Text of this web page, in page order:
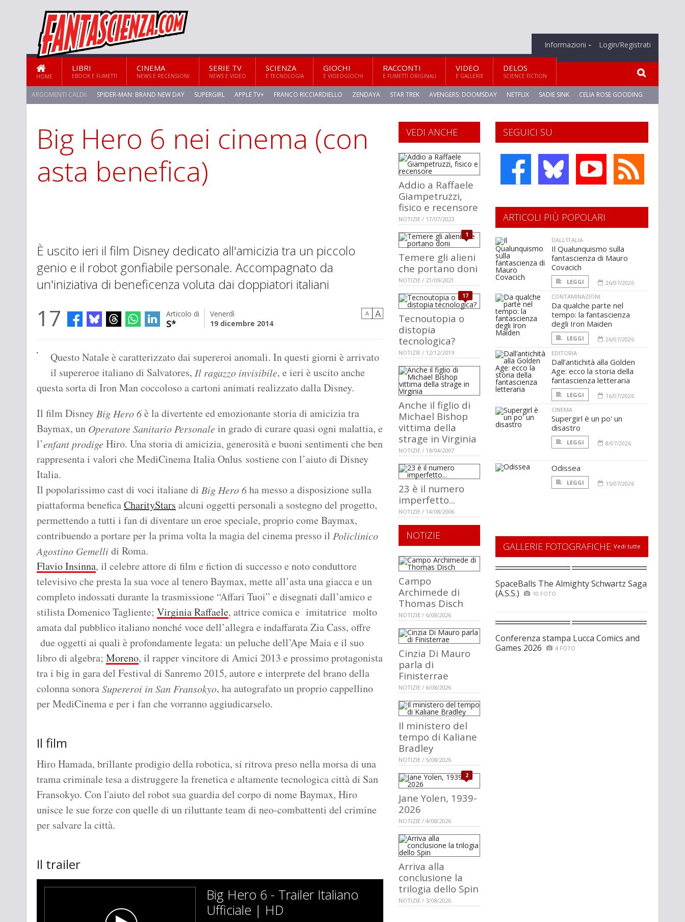
Informazioni Login/Registrati
HOME
LIBRI
EBOOK E FUMETTI
CINEMA
NEWS E RECENSIONI
SERIE TV
NEWS E VIDEO
SCIENZA
E TECNOLOGIA
GIOCHI
E VIDEOGIOCHI
RACCONTI
E FUMETTI ORIGINALI
VIDEO
E GALLERIE
DELOS
SCIENCE FICTION
ARGOMENTI CALDI: SPIDER-MAN: BRAND NEW DAY SUPERGIRL APPLE TV+ FRANCO RICCIARDIELLO ZENDAYA STAR TREK AVENGERS: DOOMSDAY NETFLIX SADIE SINK CELIA ROSE GOODING
Big Hero 6 nei cinema (con
asta benefica)
È uscito ieri il film Disney dedicato all'amicizia tra un piccolo
genio e il robot gonfiabile personale. Accompagnato da
un'iniziativa di beneficenza voluta dai doppiatori italiani
17 Articolo di
S*
Venerdì
19 dicembre 2014
A A
Questo Natale è caratterizzato dai supereroi anomali. In questi giorni è arrivato
il supereroe italiano di Salvatores, Il ragazzo invisibile, e ieri è uscito anche
questa sorta di Iron Man coccoloso a cartoni animati realizzato dalla Disney.
Il film DisneyBig Hero 6è la divertente ed emozionante storia di amicizia tra
Baymax, un Operatore Sanitario Personale in grado di curare quasi ogni malattia, e
l’enfant prodige Hiro. Una storia di amicizia, generosità e buoni sentimenti che ben
rappresenta i valori che MediCinema Italia Onlus sostiene con l’aiuto di Disney
Italia.
Il popolarissimo cast di voci italiane di Big Hero 6ha messo a disposizione sulla
piattaforma beneficaCharityStars alcuni oggetti personali a sostegno del progetto,
permettendo a tutti i fan di diventare un eroe speciale, proprio come Baymax,
contribuendo a portare per la prima volta la magia del cinema presso il Policlinico
Agostino Gemellidi Roma.
Flavio Insinna, il celebre attore di film e fiction di successo e noto conduttore
televisivo che presta la sua voce al tenero Baymax, mette all’asta una giacca e un
completo indossati durante la trasmissione “Affari Tuoi” e disegnati dall’amico e
stilista Domenico Tagliente; Virginia Raffaele, attrice comica e imitatrice molto
amata dal pubblico italiano nonché voce dell’allegra e indaffarata Zia Cass, offre
due oggetti ai quali è profondamente legata: un peluche dell’Ape Maia e il suo
libro di algebra; Moreno, il rapper vincitore di Amici 2013 e prossimo protagonista
tra i big in gara del Festival di Sanremo 2015, autore e interprete del brano della
colonna sonoraSupereroi in San Fransokyo, ha autografato un proprio cappellino
per MediCinema e per i fan che vorranno aggiudicarselo.
Il film
Hiro Hamada, brillante prodigio della robotica, si ritrova preso nella morsa di una
trama criminale tesa a distruggere la frenetica e altamente tecnologica città di San
Fransokyo. Con l'aiuto del robot sua guardia del corpo di nome Baymax, Hiro
unisce le sue forze con quelle di un riluttante team di neo-combattenti del crimine
per salvare la città.
Il trailer
Big Hero 6 - Trailer Italiano
Ufficiale | HD
SEGUICI SU
VEDI ANCHE
Addio a Raffaele
Giampetruzzi,
fisico e recensore
NOTIZIE / 17/07/2023
1
Temere gli alieni
che portano doni
NOTIZIE / 21/09/2021
17
Tecnoutopia o
distopia
tecnologica?
NOTIZIE / 12/12/2019
Anche il figlio di
Michael Bishop
vittima della
strage in Virginia
NOTIZIE / 18/04/2007
23 è il numero
imperfetto...
NOTIZIE / 14/08/2006
NOTIZIE
Campo
Archimede di
Thomas Disch
NOTIZIE / 6/08/2026
Cinzia Di Mauro
parla di
Finisterrae
NOTIZIE / 6/08/2026
Il ministero del
tempo di Kaliane
Bradley
NOTIZIE / 5/08/2026
2
Jane Yolen, 1939-
2026
NOTIZIE / 4/08/2026
Arriva alla
conclusione la
trilogia dello Spin
NOTIZIE / 3/08/2026
ARTICOLI PIÙ POPOLARI
DALL'ITALIA
Il Qualunquismo sulla
fantascienza di Mauro
Covacich
LEGGI
26/07/2026
CONTAMINAZIONI
Da qualche parte nel
tempo: la fantascienza
degli Iron Maiden
LEGGI
26/07/2026
EDITORIA
Dall’antichità alla Golden
Age: ecco la storia della
fantascienza letteraria
LEGGI
16/07/2026
CINEMA
Supergirl è un po' un
disastro
LEGGI 8/07/2026
Odissea
LEGGI 15/07/2026
GALLERIE FOTOGRAFICHE Vedi tutte
SpaceBalls The Almighty Schwartz Saga
(A.S.S.)
10 FOTO
Conferenza stampa Lucca Comics and
Games 2026
4 FOTO